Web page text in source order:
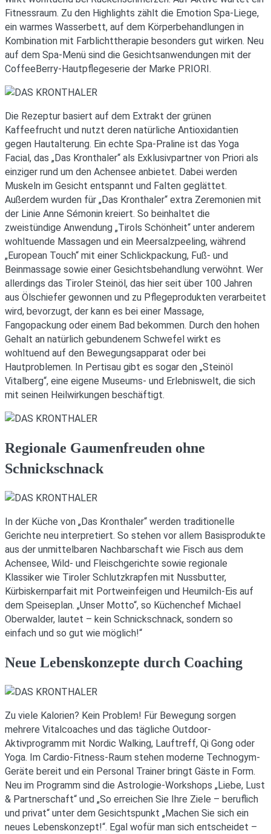
Fitnessraum. Zu den Highlights zählt die Emotion Spa-Liege,
ein warmes Wasserbett, auf dem Körperbehandlungen in
Kombination mit Farblichttherapie besonders gut wirken. Neu
auf dem Spa-Menü sind die Gesichtsanwendungen mit der
CoffeeBerry-Hautpflegeserie der Marke PRIORI.
Die Rezeptur basiert auf dem Extrakt der grünen
Kaffeefrucht und nutzt deren natürliche Antioxidantien
gegen Hautalterung. Ein echte Spa-Praline ist das Yoga
Facial, das „Das Kronthaler“ als Exklusivpartner von Priori als
einziger rund um den Achensee anbietet. Dabei werden
Muskeln im Gesicht entspannt und Falten geglättet.
Außerdem wurden für „Das Kronthaler“ extra Zeremonien mit
der Linie Anne Sémonin kreiert. So beinhaltet die
zweistündige Anwendung „Tirols Schönheit“ unter anderem
wohltuende Massagen und ein Meersalzpeeling, während
„European Touch“ mit einer Schlickpackung, Fuß- und
Beinmassage sowie einer Gesichtsbehandlung verwöhnt. Wer
allerdings das Tiroler Steinöl, das hier seit über 100 Jahren
aus Ölschiefer gewonnen und zu Pflegeprodukten verarbeitet
wird, bevorzugt, der kann es bei einer Massage,
Fangopackung oder einem Bad bekommen. Durch den hohen
Gehalt an natürlich gebundenem Schwefel wirkt es
wohltuend auf den Bewegungsapparat oder bei
Hautproblemen. In Pertisau gibt es sogar den „Steinöl
Vitalberg“, eine eigene Museums- und Erlebniswelt, die sich
mit seinen Heilwirkungen beschäftigt.
Regionale Gaumenfreuden ohne
Schnickschnack
In der Küche von „Das Kronthaler“ werden traditionelle
Gerichte neu interpretiert. So stehen vor allem Basisprodukte
aus der unmittelbaren Nachbarschaft wie Fisch aus dem
Achensee, Wild- und Fleischgerichte sowie regionale
Klassiker wie Tiroler Schlutzkrapfen mit Nussbutter,
Kürbiskernparfait mit Portweinfeigen und Heumilch-Eis auf
dem Speiseplan. „Unser Motto“, so Küchenchef Michael
Oberwalder, lautet – kein Schnickschnack, sondern so
einfach und so gut wie möglich!“
Neue Lebenskonzepte durch Coaching
Zu viele Kalorien? Kein Problem! Für Bewegung sorgen
mehrere Vitalcoaches und das tägliche Outdoor-
Aktivprogramm mit Nordic Walking, Lauftreff, Qi Gong oder
Yoga. Im Cardio-Fitness-Raum stehen moderne Technogym-
Geräte bereit und ein Personal Trainer bringt Gäste in Form.
Neu im Programm sind die Astrologie-Workshops „Liebe, Lust
& Partnerschaft“ und „So erreichen Sie Ihre Ziele – beruflich
und privat“ unter dem Gesichtspunkt „Machen Sie sich ein
neues Lebenskonzept!“. Egal wofür man sich entscheidet –